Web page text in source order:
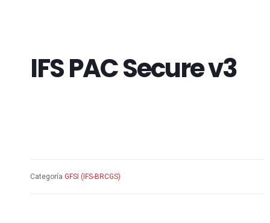
IFS PAC Secure v3
Categoría GFSI (IFS-BRCGS)